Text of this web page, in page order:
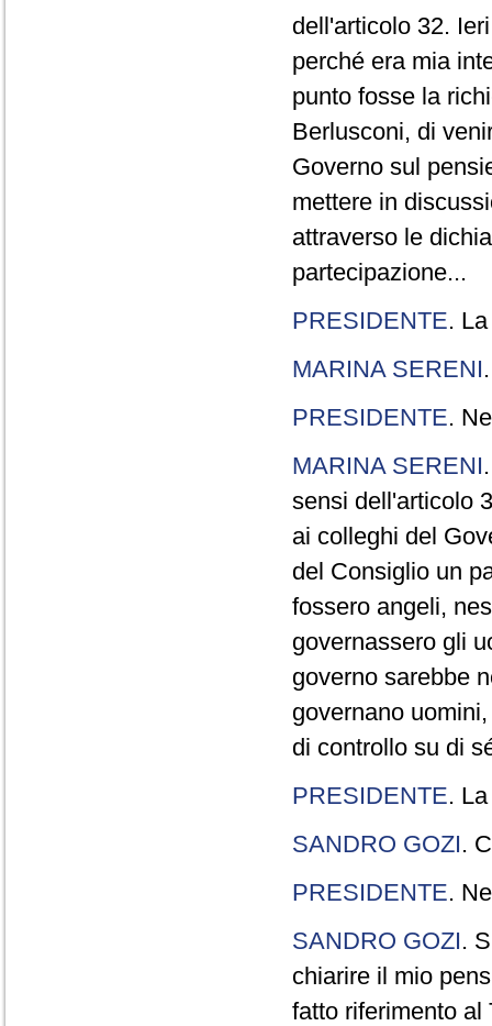
dell'articolo 32.
perché era mia
punto fosse la
Berlusconi, di
Governo sul
mettere in
attraverso le
partecipazione...
PRESIDENTE.
MARINA SERENI
PRESIDENTE.
MARINA SERENI
sensi dell'articolo
ai colleghi del
del Consiglio un
fossero angeli,
governassero gli
governo sarebbe
governano
di controllo su di
PRESIDENTE.
SANDRO GOZI.
PRESIDENTE.
SANDRO GOZI.
chiarire il mio
fatto riferimento al